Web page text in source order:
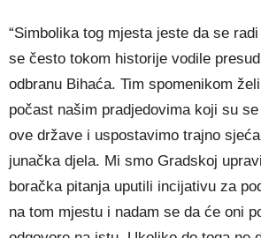
“Simbolika tog mjesta jeste da se
se često tokom historije vodile
odbranu Bihaća. Tim spomenikom
počast našim pradjedovima koji su
ove države i uspostavimo trajno
junačka djela. Mi smo Gradskoj
boračka pitanja uputili incijativu za
na tom mjestu i nadam se da će oni